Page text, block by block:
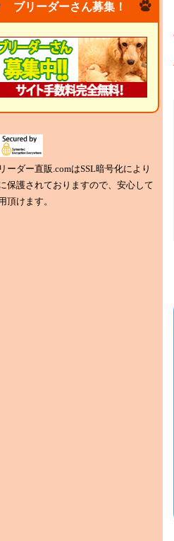
ブリーダーさん募集！
ーダー直販.comはSSL暗号化により
保護されておりますので、安心して
頂けます。